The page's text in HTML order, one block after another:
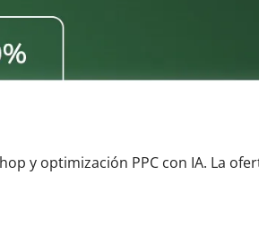
y optimización PPC con IA. La